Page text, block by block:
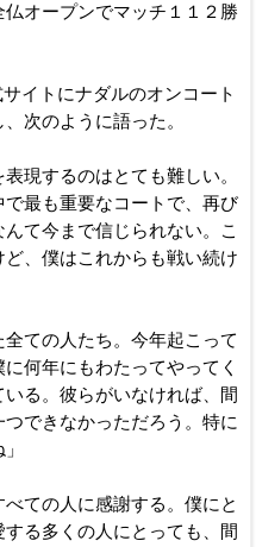
オープンでマッチ１１２勝
イトにナダルのオンコート
次のように語った。
現するのはとても難しい。
最も重要なコートで、再び
て今まで信じられない。こ
、僕はこれからも戦い続け
全ての人たち。今年起こって
何年にもわたってやってく
る。彼らがいなければ、間
できなかっただろう。特に
べての人に感謝する。僕にと
る多くの人にとっても、間